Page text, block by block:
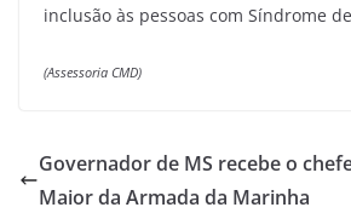
inclusão às pessoas com Síndrome
(Assessoria CMD)
Governador de MS recebe o
Maior da Armada da Marinha